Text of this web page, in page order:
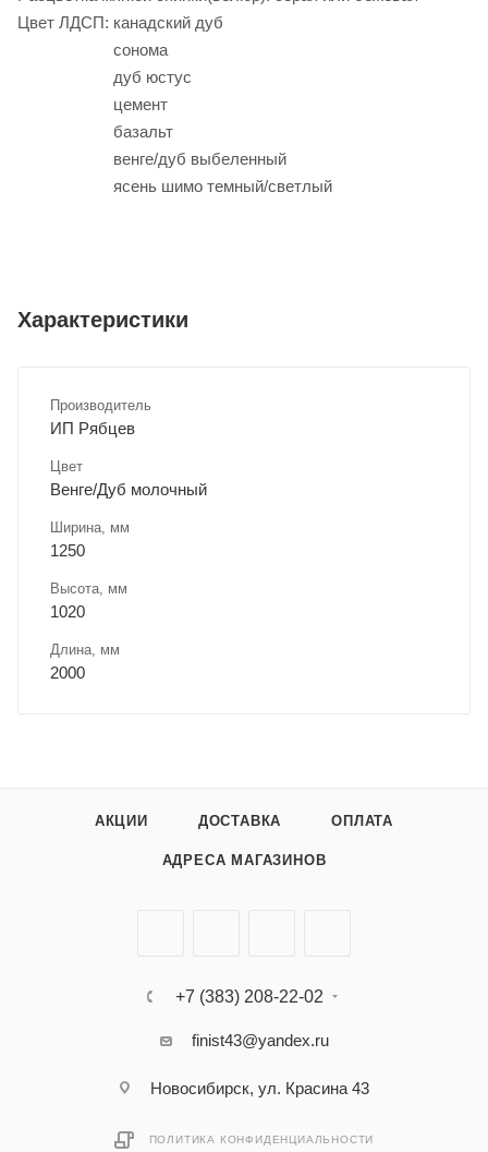
Цвет ЛДСП: канадский дуб
сонома
дуб юстус
цемент
базальт
венге/дуб выбеленный
ясень шимо темный/светлый
Характеристики
Производитель
ИП Рябцев
Цвет
Венге/Дуб молочный
Ширина, мм
1250
Высота, мм
1020
Длина, мм
2000
АКЦИИ ДОСТАВКА ОПЛАТА
АДРЕСА МАГАЗИНОВ
+7 (383) 208-22-02
finist43@yandex.ru
Новосибирск, ул. Красина 43
ПОЛИТИКА КОНФИДЕНЦИАЛЬНОСТИ